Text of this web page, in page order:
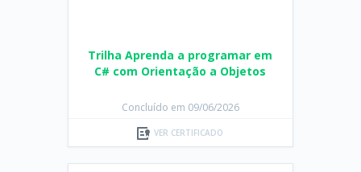
Trilha Aprenda a programar em
C# com Orientação a Objetos
Concluído em 09/06/2026
VER CERTIFICADO